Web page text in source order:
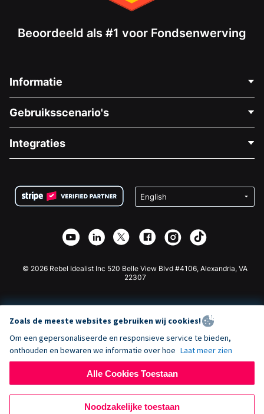
Beoordeeld als #1 voor Fondsenwerving
Informatie
Over Ons
Vacatures
Privacy
Affiliate Partnerschap
Gebruiksscenario's
Medische Fondsenwerving
Goede Doelen Fondsenwerving
Integraties
Wix Donatie Plugin
Webflow Donatie App
Joomla Donatie
© 2026 Rebel Idealist Inc 520 Belle View Blvd #4106, Alexandria, VA
22307
Zoals de meeste websites gebruiken wij cookies!
Om een gepersonaliseerde en responsieve service te bieden,
onthouden en bewaren we informatie over hoe Laat meer zien
Alle Cookies Toestaan
Noodzakelijke toestaan